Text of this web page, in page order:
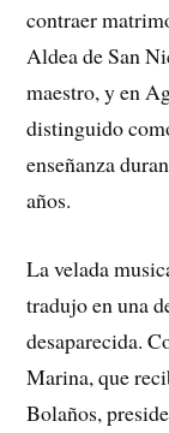
contraer
Aldea de San
maestro, y en
distinguido
enseñanza
años.
La velada
tradujo en una
desaparecida.
Marina, que
Bolaños,